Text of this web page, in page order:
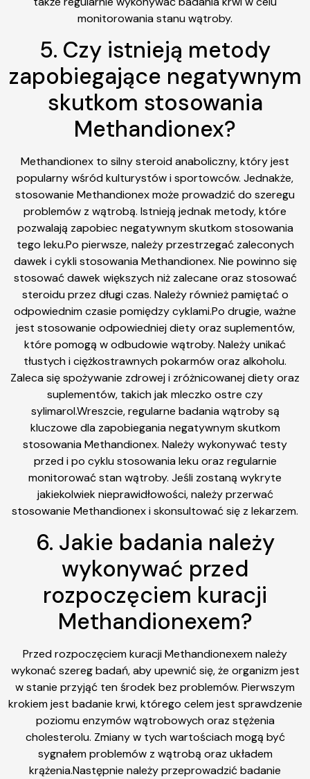
monitorowania stanu wątroby.
5. Czy istnieją metody
zapobiegające negatywnym
skutkom stosowania
Methandionex?
Methandionex to silny steroid anaboliczny, który jest
popularny wśród kulturystów i sportowców. Jednakże,
stosowanie Methandionex może prowadzić do szeregu
problemów z wątrobą. Istnieją jednak metody, które
pozwalają zapobiec negatywnym skutkom stosowania
tego leku.Po pierwsze, należy przestrzegać zaleconych
dawek i cykli stosowania Methandionex. Nie powinno się
stosować dawek większych niż zalecane oraz stosować
steroidu przez długi czas. Należy również pamiętać o
odpowiednim czasie pomiędzy cyklami.Po drugie, ważne
jest stosowanie odpowiedniej diety oraz suplementów,
które pomogą w odbudowie wątroby. Należy unikać
tłustych i ciężkostrawnych pokarmów oraz alkoholu.
Zaleca się spożywanie zdrowej i zróżnicowanej diety oraz
suplementów, takich jak mleczko ostre czy
sylimarol.Wreszcie, regularne badania wątroby są
kluczowe dla zapobiegania negatywnym skutkom
stosowania Methandionex. Należy wykonywać testy
przed i po cyklu stosowania leku oraz regularnie
monitorować stan wątroby. Jeśli zostaną wykryte
jakiekolwiek nieprawidłowości, należy przerwać
stosowanie Methandionex i skonsultować się z lekarzem.
6. Jakie badania należy
wykonywać przed
rozpoczęciem kuracji
Methandionexem?
Przed rozpoczęciem kuracji Methandionexem należy
wykonać szereg badań, aby upewnić się, że organizm jest
w stanie przyjąć ten środek bez problemów. Pierwszym
krokiem jest badanie krwi, którego celem jest sprawdzenie
poziomu enzymów wątrobowych oraz stężenia
cholesterolu. Zmiany w tych wartościach mogą być
sygnałem problemów z wątrobą oraz układem
krążenia.Następnie należy przeprowadzić badanie